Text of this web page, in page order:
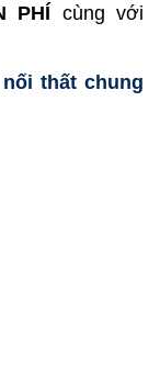
PHÍ cùng với
thất chung